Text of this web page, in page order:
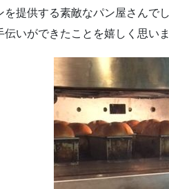
を提供する素敵なパン屋さんで
いができたことを嬉しく思いま